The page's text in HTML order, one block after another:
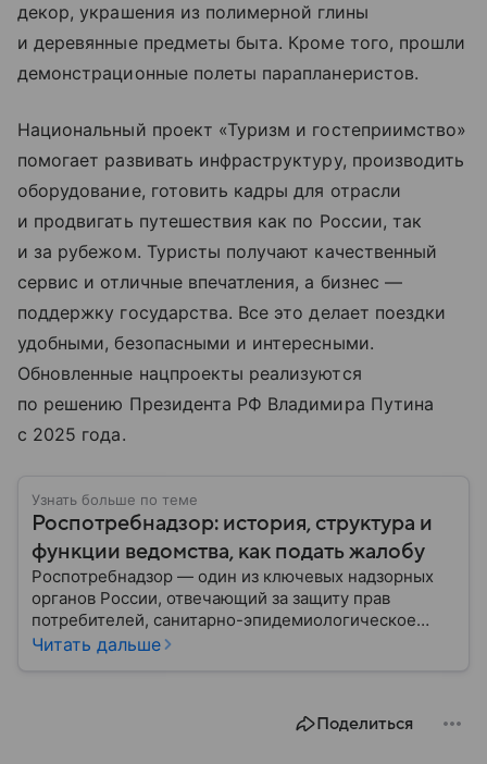
декор, украшения из полимерной глины
и деревянные предметы быта. Кроме того, прошли
демонстрационные полеты парапланеристов.
Национальный проект «Туризм и гостеприимство»
помогает развивать инфраструктуру, производить
оборудование, готовить кадры для отрасли
и продвигать путешествия как по России, так
и за рубежом. Туристы получают качественный
сервис и отличные впечатления, а бизнес —
поддержку государства. Все это делает поездки
удобными, безопасными и интересными.
Обновленные нацпроекты реализуются
по решению Президента РФ Владимира Путина
с 2025 года.
Узнать больше по теме
Роспотребнадзор: история, структура и
функции ведомства, как подать жалобу
Роспотребнадзор — один из ключевых надзорных
органов России, отвечающий за защиту прав
потребителей, санитарно-эпидемиологическое
благополучие населения и контроль соблюдения
Читать дальше
Поделиться